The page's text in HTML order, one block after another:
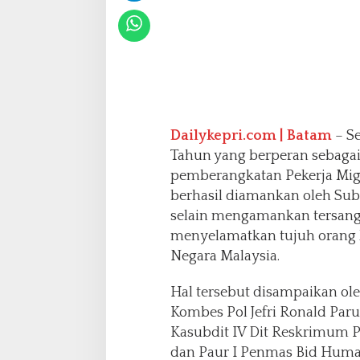
u
r
u
s
e
m
b
r
n
g
k
Dailykepri.com | Batam–
Tahun yang berperan
pemberangkatan Pekerja
berhasil diamankan oleh
selain mengamankan
menyelamatkan tujuh
Negara Malaysia.
Hal tersebut disampaikan
Kombes Pol Jefri Ronald
Kasubdit IV Dit Reskrimum
dan Paur I Penmas Bid